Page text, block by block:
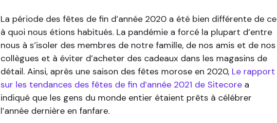
La période des fêtes de fin d’année 2020 a été bien différente de ce
à quoi nous étions habitués. La pandémie a forcé la plupart d’entre
nous à s’isoler des membres de notre famille, de nos amis et de nos
collègues et à éviter d’acheter des cadeaux dans les magasins de
détail. Ainsi, après une saison des fêtes morose en 2020, Le rapport
sur les tendances des fêtes de fin d’année 2021 de Sitecore a
indiqué que les gens du monde entier étaient prêts à célébrer
l’année dernière en fanfare.